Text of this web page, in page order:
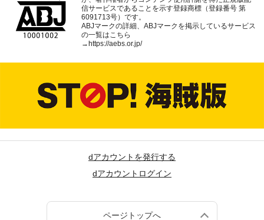
信サービスであることを示す登録商標（登録番号 第
6091713号）です。
ABJマークの詳細、ABJマークを掲示しているサービス
の一覧はこちら
→ https://aebs.or.jp/
dアカウントを発行する
dアカウントログイン
ページトップへ